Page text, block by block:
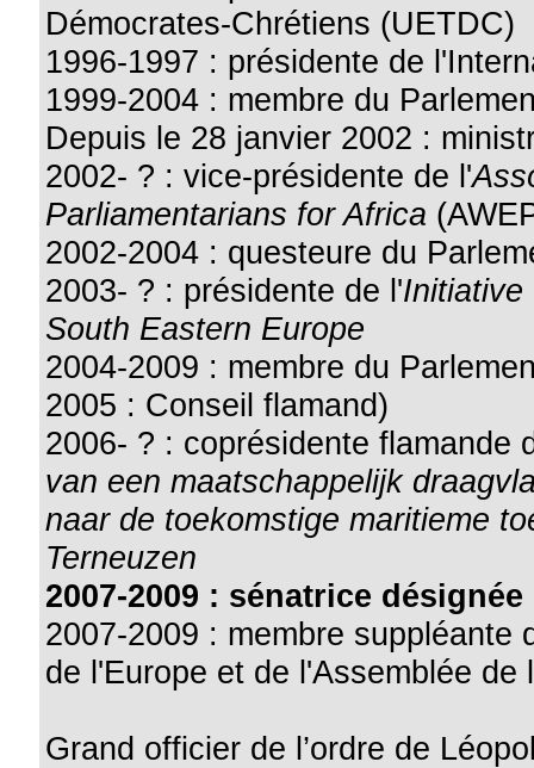
Démocrates-Chrétiens (UETDC)
1996-1997 : présidente de
1999-2004 : membre du
Depuis le 28 janvier 2002 :
2002- ? : vice-présidente de l'
Parliamentarians for Africa
2002-2004 : questeure du
2003- ? : présidente de l'
South Eastern Europe
2004-2009 : membre du
2005 : Conseil flamand)
2006- ? : coprésidente flamande
van een maatschappelijk
naar de toekomstige maritieme
Terneuzen
2007-2009 : sénatrice
2007-2009 : membre suppléante
de l'Europe et de l'Assemblée
Grand officier de l’ordre de